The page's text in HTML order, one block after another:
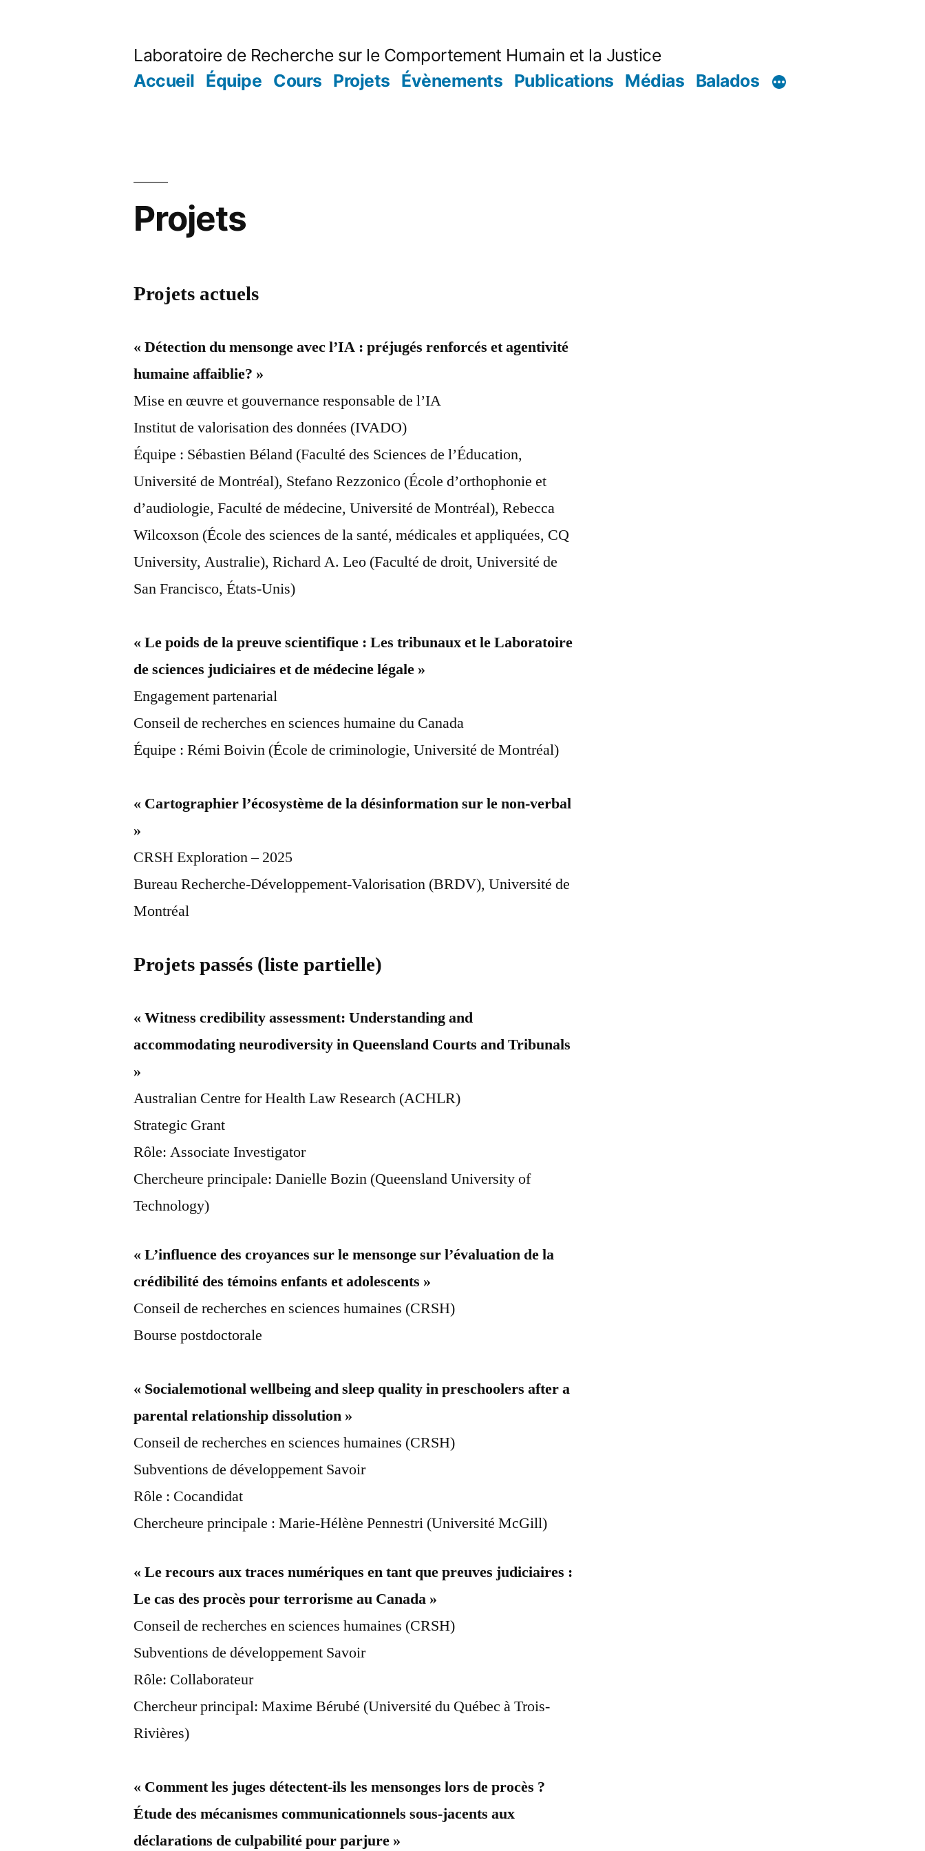
Laboratoire de Recherche sur le Comportement Humain et la Justice
Accueil Équipe Cours Projets Évènements Publications Médias Balados
Projets
Projets actuels
« Détection du mensonge avec l’IA : préjugés renforcés et agentivité
humaine affaiblie? »
Mise en œuvre et gouvernance responsable de l’IA
Institut de valorisation des données (IVADO)
Équipe : Sébastien Béland (Faculté des Sciences de l’Éducation,
Université de Montréal), Stefano Rezzonico (École d’orthophonie et
d’audiologie, Faculté de médecine, Université de Montréal), Rebecca
Wilcoxson (École des sciences de la santé, médicales et appliquées, CQ
University, Australie), Richard A. Leo (Faculté de droit, Université de
San Francisco, États-Unis)
« Le poids de la preuve scientifique : Les tribunaux et le Laboratoire
de sciences judiciaires et de médecine légale »
Engagement partenarial
Conseil de recherches en sciences humaine du Canada
Équipe : Rémi Boivin (École de criminologie, Université de Montréal)
« Cartographier l’écosystème de la désinformation sur le non-verbal
»
CRSH Exploration – 2025
Bureau Recherche-Développement-Valorisation (BRDV), Université de
Montréal
Projets passés (liste partielle)
« Witness credibility assessment: Understanding and
accommodating neurodiversity in Queensland Courts and Tribunals
»
Australian Centre for Health Law Research (ACHLR)
Strategic Grant
Rôle: Associate Investigator
Chercheure principale: Danielle Bozin (Queensland University of
Technology)
« L’influence des croyances sur le mensonge sur l’évaluation de la
crédibilité des témoins enfants et adolescents »
Conseil de recherches en sciences humaines (CRSH)
Bourse postdoctorale
« Socialemotional wellbeing and sleep quality in preschoolers after a
parental relationship dissolution »
Conseil de recherches en sciences humaines (CRSH)
Subventions de développement Savoir
Rôle : Cocandidat
Chercheure principale : Marie-Hélène Pennestri (Université McGill)
« Le recours aux traces numériques en tant que preuves judiciaires :
Le cas des procès pour terrorisme au Canada »
Conseil de recherches en sciences humaines (CRSH)
Subventions de développement Savoir
Rôle: Collaborateur
Chercheur principal: Maxime Bérubé (Université du Québec à Trois-
Rivières)
« Comment les juges détectent-ils les mensonges lors de procès ?
Étude des mécanismes communicationnels sous-jacents aux
déclarations de culpabilité pour parjure »